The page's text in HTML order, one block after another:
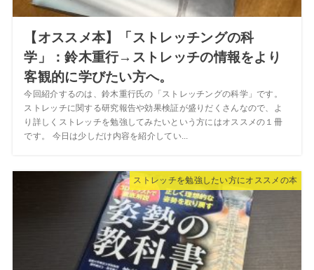
【オススメ本】「ストレッチングの科
学」：鈴木重行→ストレッチの情報をより
客観的に学びたい方へ。
今回紹介するのは、鈴木重行氏の「ストレッチングの科学」です。
ストレッチに関する研究報告や効果検証が盛りだくさんなので、よ
り詳しくストレッチを勉強してみたいという方にはオススメの１冊
です。 今日は少しだけ内容を紹介してい...
ストレッチを勉強したい方にオススメの本